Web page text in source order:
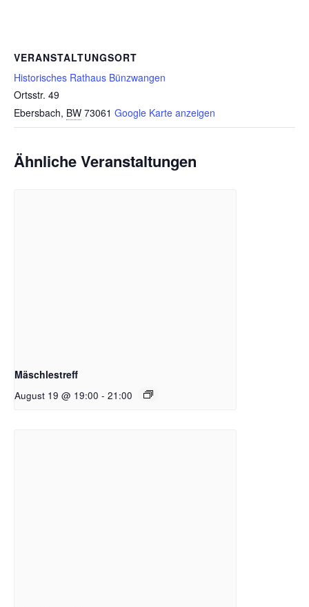
VERANSTALTUNGSORT
Historisches Rathaus Bünzwangen
Ortsstr. 49
Ebersbach, BW 73061 Google Karte anzeigen
Ähnliche Veranstaltungen
Mäschlestreff
August 19 @ 19:00 - 21:00